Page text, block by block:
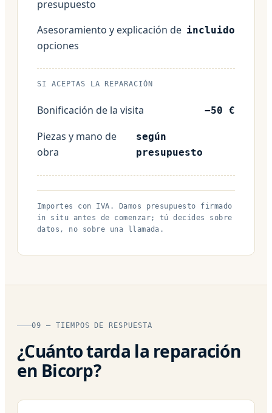
presupuesto
Asesoramiento y explicación de
opciones
incluido
SI ACEPTAS LA REPARACIÓN
Bonificación de la visita −50 €
Piezas y mano de
obra
según
presupuesto
Importes con IVA. Damos presupuesto firmado
in situ antes de comenzar; tú decides sobre
datos, no sobre una llamada.
09 — TIEMPOS DE RESPUESTA
¿Cuánto tarda la reparación
en Bicorp?